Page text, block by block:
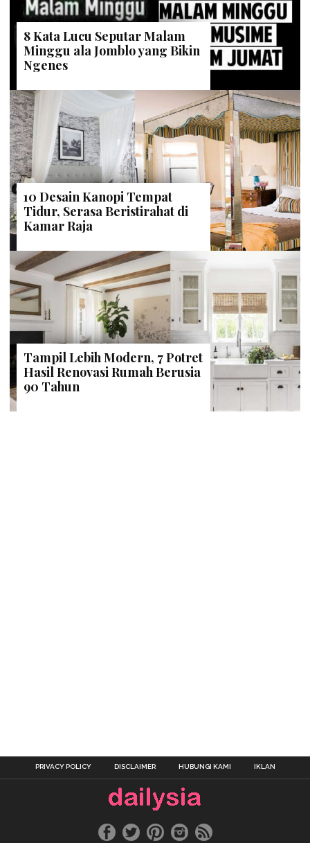
8 Kata Lucu Seputar Malam
Minggu ala Jomblo yang Bikin
Ngenes
10 Desain Kanopi Tempat
Tidur, Serasa Beristirahat di
Kamar Raja
Tampil Lebih Modern, 7 Potret
Hasil Renovasi Rumah Berusia
90 Tahun
PRIVACY POLICY DISCLAIMER HUBUNGI KAMI IKLAN